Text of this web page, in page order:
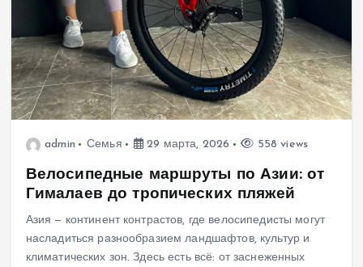
admin Семья 29 марта, 2026 558 views
Велосипедные маршруты по Азии: от
Гималаев до тропических пляжей
Азия — континент контрастов, где велосипедисты могут
насладиться разнообразием ландшафтов, культур и
климатических зон. Здесь есть всё: от заснеженных